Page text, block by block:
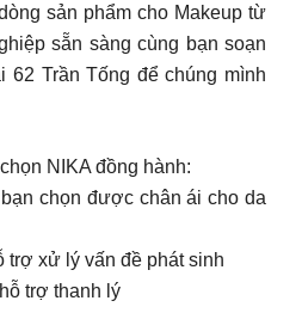
NIKA đồng hành:
chọn được chân ái cho da
xử lý vấn đề phát sinh
phục hồi kích thích tái tạo
rằng da đang trong quá trình
ngoài việc làm sạch thì